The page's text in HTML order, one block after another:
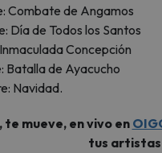
Combate de Angamos
Día de Todos los Santos
Concepción
Batalla de Ayacucho
Navidad.
te mueve, en vivo en
tus artistas